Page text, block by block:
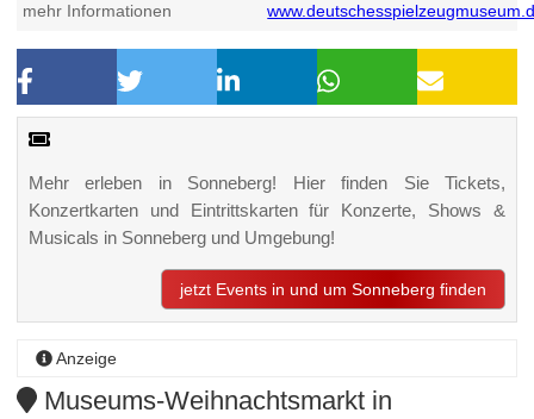
mehr Informationen
Mehr erleben in Sonneberg! Hier finden Sie Tickets,
Konzertkarten und Eintrittskarten für Konzerte, Shows &
Musicals in Sonneberg und Umgebung!
jetzt Events in und um Sonneberg finden
Anzeige
Museums-Weihnachtsmarkt in